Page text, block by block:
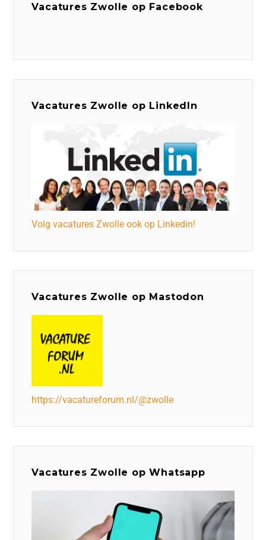
Vacatures Zwolle op Facebook
Vacatures Zwolle op LinkedIn
Volg vacatures Zwolle ook op Linkedin!
Vacatures Zwolle op Mastodon
https://vacatureforum.nl/@zwolle
Vacatures Zwolle op Whatsapp